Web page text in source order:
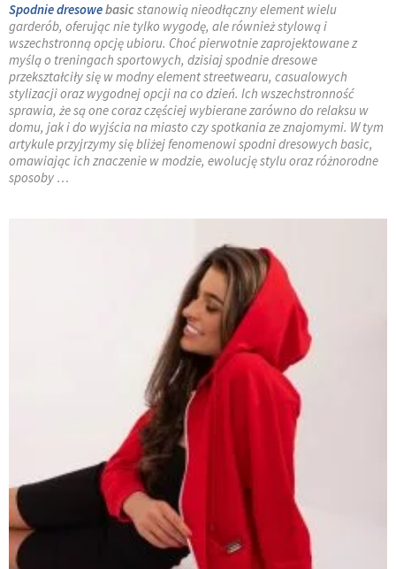
Spodnie dresowebasicstanowią nieodłączny element wielu
garderób, oferując nie tylko wygodę, ale również stylową i
wszechstronną opcję ubioru. Choć pierwotnie zaprojektowane z
myślą o treningach sportowych, dzisiaj spodnie dresowe
przekształciły się w modny element streetwearu, casualowych
stylizacji oraz wygodnej opcji na co dzień. Ich wszechstronność
sprawia, że są one coraz częściej wybierane zarówno do relaksu w
domu, jak i do wyjścia na miasto czy spotkania ze znajomymi. W tym
artykule przyjrzymy się bliżej fenomenowi spodni dresowych basic,
omawiając ich znaczenie w modzie, ewolucję stylu oraz różnorodne
sposoby …